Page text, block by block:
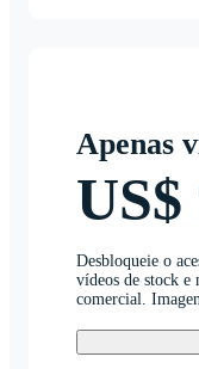
Apenas
US$
Desbloqueie o
vídeos de stock e
comercial.